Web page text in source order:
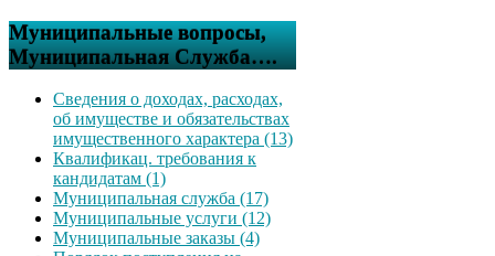
Муниципальные вопросы,
Муниципальная Служба….
Сведения о доходах, расходах,
об имуществе и обязательствах
имущественного характера (13)
Квалификац. требования к
кандидатам (1)
Муниципальная служба (17)
Муниципальные услуги (12)
Муниципальные заказы (4)